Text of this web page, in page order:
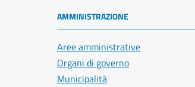
AMMINISTRAZIONE
Aree amministrative
Organi di governo
Municipalità